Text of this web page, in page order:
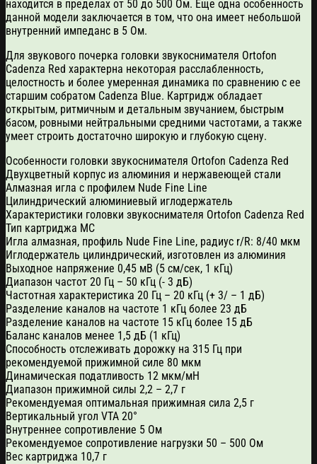
находится в пределах от 50 до 500 Ом. Еще одна особенность
данной модели заключается в том, что она имеет небольшой
внутренний импеданс в 5 Ом.
Для звукового почерка головки звукоснимателя Ortofon
Cadenza Red характерна некоторая расслабленность,
целостность и более умеренная динамика по сравнению с ее
старшим собратом Cadenza Blue. Картридж обладает
открытым, ритмичным и детальным звучанием, быстрым
басом, ровными нейтральными средними частотами, а также
умеет строить достаточно широкую и глубокую сцену.
Особенности головки звукоснимателя Ortofon Cadenza Red
Двухцветный корпус из алюминия и нержавеющей стали
Алмазная игла с профилем Nude Fine Line
Цилиндрический алюминиевый иглодержатель
Характеристики головки звукоснимателя Ortofon Cadenza Red
Тип картриджа MС
Игла алмазная, профиль Nude Fine Line, радиус r/R: 8/40 мкм
Иглодержатель цилиндрический, изготовлен из алюминия
Выходное напряжение 0,45 мВ (5 см/сек, 1 кГц)
Диапазон частот 20 Гц – 50 кГц (- 3 дБ)
Частотная характеристика 20 Гц – 20 кГц (+ 3/ – 1 дБ)
Разделение каналов на частоте 1 кГц более 23 дБ
Разделение каналов на частоте 15 кГц более 15 дБ
Баланс каналов менее 1,5 дБ (1 кГц)
Способность отслеживать дорожку на 315 Гц при
рекомендуемой прижимной силе 80 мкм
Динамическая податливость 12 мкм/мН
Диапазон прижимной силы 2,2 – 2,7 г
Рекомендуемая оптимальная прижимная сила 2,5 г
Вертикальный угол VTA 20°
Внутреннее сопротивление 5 Ом
Рекомендуемое сопротивление нагрузки 50 – 500 Ом
Вес картриджа 10,7 г